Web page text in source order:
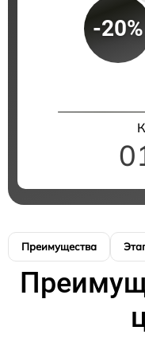
-20%
Преимущества